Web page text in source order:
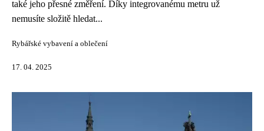
také jeho přesné změření. Díky integrovanému metru už
nemusíte složitě hledat...
Rybářské vybavení a oblečení
17. 04. 2025